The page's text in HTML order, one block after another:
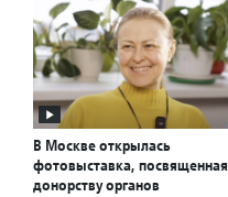
В Москве открылась
фотовыставка, посвященная
донорству органов